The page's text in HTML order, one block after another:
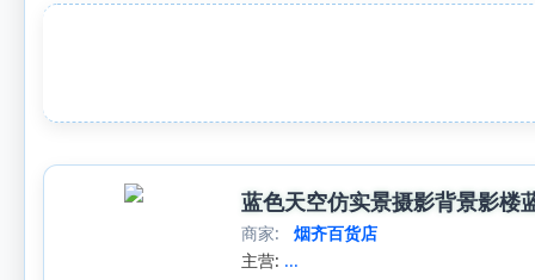
蓝色天空仿实景摄影背景影楼
商家:
烟齐百货店
主营: ...